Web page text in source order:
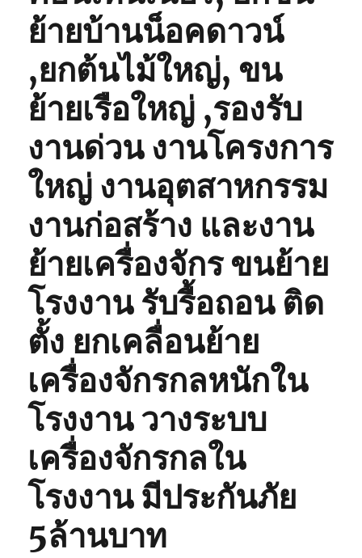
ย้ายบ้านน็อคดาวน์
,ยกต้นไม้ใหญ่, ขน
ย้ายเรือใหญ่ ,รองรับ
งานด่วน งานโครงการ
ใหญ่ งานอุตสาหกรรม
งานก่อสร้าง และงาน
ย้ายเครื่องจักร ขนย้าย
โรงงาน รับรื้อถอน ติด
ตั้ง ยกเคลื่อนย้าย
เครื่องจักรกลหนักใน
โรงงาน วางระบบ
เครื่องจักรกลใน
โรงงาน มีประกันภัย
5ล้านบาท